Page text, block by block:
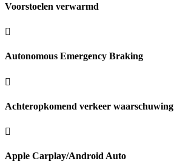
Voorstoelen verwarmd
Autonomous Emergency Braking
Achteropkomend verkeer waarschuwing
Apple Carplay/Android Auto